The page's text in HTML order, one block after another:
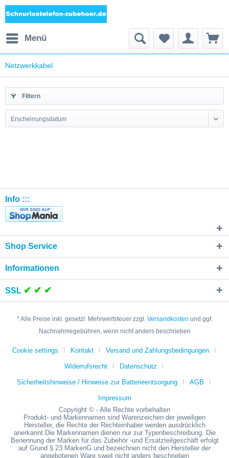
Menü
Netzwerkkabel
Filtern
Erscheinungsdatum
Info :::
Shop Service
Informationen
SSL ✔ ✔ ✔
* Alle Preise inkl. gesetzl. Mehrwertsteuer zzgl. Versandkosten und ggf.
Nachnahmegebühren, wenn nicht anders beschrieben
Cookie settings Kontakt Versand und Zahlungsbedingungen
Widerrufsrecht Datenschutz
Sicherheitshinweise / Hinweise zur Batterieentsorgung AGB
Impressum
Copyright © - Alle Rechte vorbehalten
Produkt- und Markennamen sind Warenzeichen der jeweiligen
Hersteller, die Rechte der Rechteinhaber werden ausdrücklich
anerkannt.Die Markennamen dienen nur zur Typenbeschreibung. Die
Benennung der Marken für das Zubehör -und Ersatzteilgeschäft erfolgt
auf Grund § 23 MarkenG und bezeichnen nicht den Hersteller der
angebotenen Ware.sweit nicht anders beschrieben